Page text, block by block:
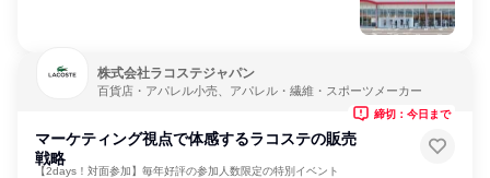
株式会社ラコステジャパン
百貨店・アパレル小売、アパレル・繊維・スポーツメーカー
マーケティング視点で体感するラコステの販売
戦略
【2days！対面参加】毎年好評の参加人数限定の特別イベント
締切：今日まで